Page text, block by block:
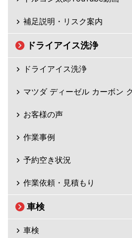
補足説明・リスク案内
ドライアイス洗浄
ドライアイス洗浄
マツダ ディーゼル カーボン
お客様の声
作業事例
予約空き状況
作業依頼・見積もり
車検
車検